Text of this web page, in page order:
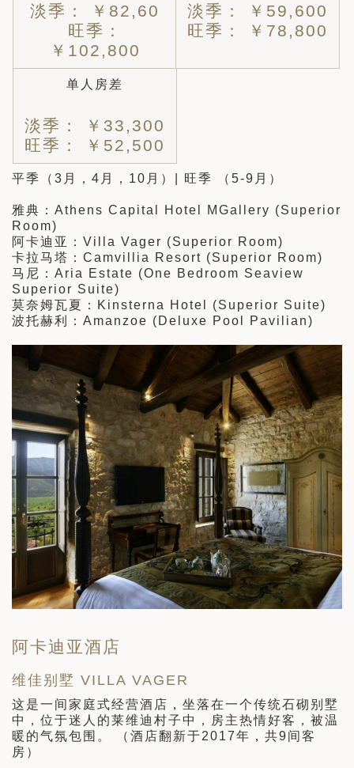
淡季： ￥82,60
旺季：
￥102,800
淡季： ￥59,600
旺季： ￥78,800
单人房差
淡季： ￥33,300
旺季： ￥52,500
平季（3月，4月，10月）| 旺季 （5-9月）
雅典：Athens Capital Hotel MGallery (Superior
Room)
阿卡迪亚：Villa Vager (Superior Room)
卡拉马塔：Camvillia Resort (Superior Room)
马尼：Aria Estate (One Bedroom Seaview
Superior Suite)
莫奈姆瓦夏：Kinsterna Hotel (Superior Suite)
波托赫利：Amanzoe (Deluxe Pool Pavilian)
阿卡迪亚酒店
维佳别墅 VILLA VAGER
这是一间家庭式经营酒店，坐落在一个传统石砌别墅
中，位于迷人的莱维迪村子中，房主热情好客，被温
暖的气氛包围。 （酒店翻新于2017年，共9间客
房）